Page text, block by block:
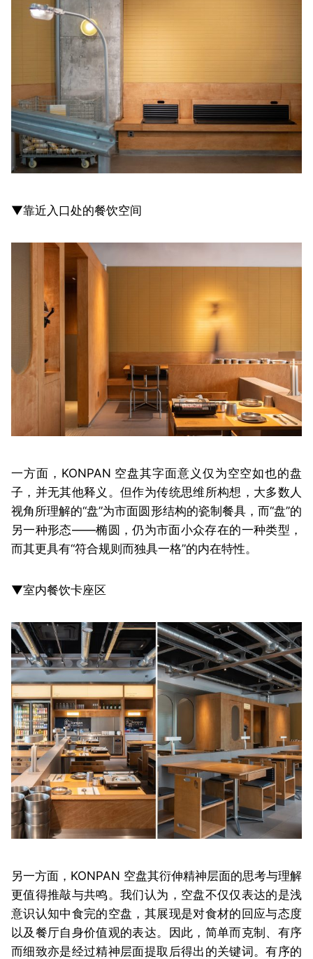
▼靠近入口处的餐饮空间
一方面，KONPAN 空盘其字面意义仅为空空如也的盘
子，并无其他释义。但作为传统思维所构想，大多数人
视角所理解的“盘”为市面圆形结构的瓷制餐具，而“盘”的
另一种形态——椭圆，仍为市面小众存在的一种类型，
而其更具有“符合规则而独具一格”的内在特性。
▼室内餐饮卡座区
另一方面，KONPAN 空盘其衍伸精神层面的思考与理解
更值得推敲与共鸣。我们认为，空盘不仅仅表达的是浅
意识认知中食完的空盘，其展现是对食材的回应与态度
以及餐厅自身价值观的表达。
因此，简单而克制、有序
而细致亦是经过精神层面提取后得出的关键词。有序的